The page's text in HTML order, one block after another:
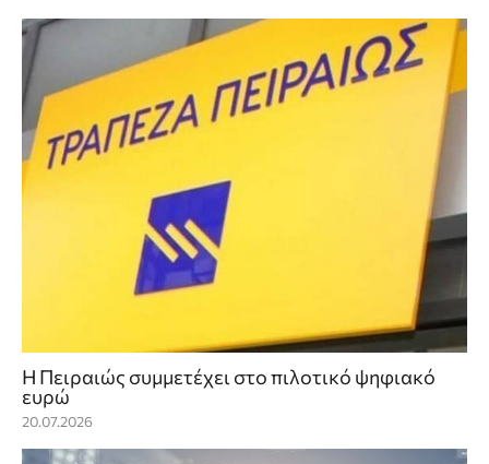
H Πειραιώς συμμετέχει στο πιλοτικό ψηφιακό
ευρώ
20.07.2026